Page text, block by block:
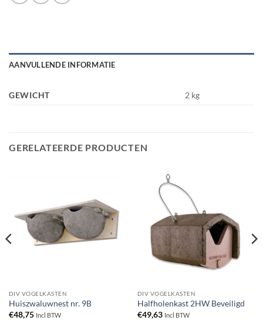
AANVULLENDE INFORMATIE
GEWICHT 2 kg
GERELATEERDE PRODUCTEN
DIV VOGELKASTEN
Huiszwaluwnest nr. 9B
€48,75 Incl BTW
DIV VOGELKASTEN
Halfholenkast 2HW Beveiligd
€49,63 Incl BTW